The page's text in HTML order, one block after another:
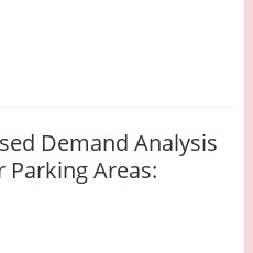
Demand Analysis
Parking Areas: